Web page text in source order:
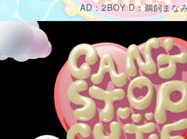
AD：2BOY D：鵜飼まな